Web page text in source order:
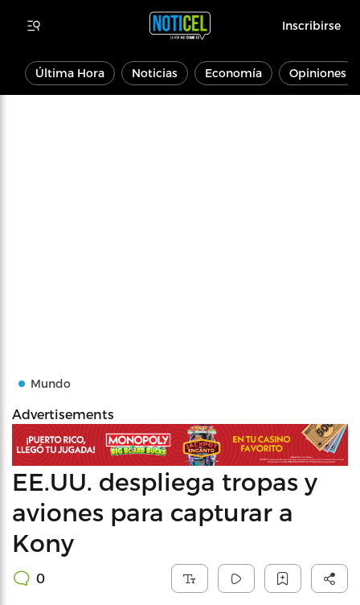
Inscribirse
Última Hora Noticias Economía Opiniones
Mundo
Advertisements
EE.UU. despliega tropas y
aviones para capturar a
Kony
0